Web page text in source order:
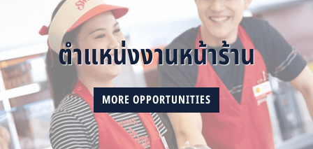
ตำแหน่งงานหน้าร้าน
MORE OPPORTUNITIES